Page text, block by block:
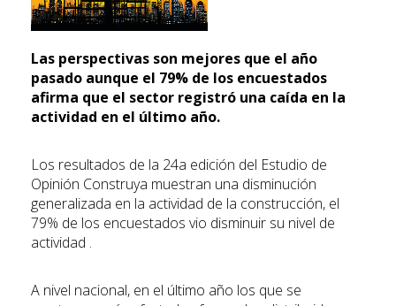
Las perspectivas son mejores que el año
pasado aunque el 79% de los encuestados
afirma que el sector registró una caída en la
actividad en el último año.
Los resultados de la 24a edición del Estudio de
Opinión Construya muestran una disminución
generalizada en la actividad de la construcción, el
79% de los encuestados vio disminuir su nivel de
actividad .
A nivel nacional, en el último año los que se